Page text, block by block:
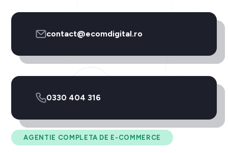
AGENTIE COMPLETA DE E-COMMERCE
contact@ecomdigital.ro
0330 404 316